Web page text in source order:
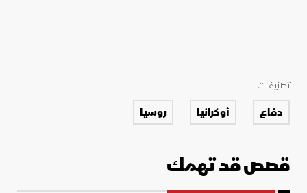
تصنيفات
دفاع أوكرانيا روسيا
قصص قد تهمك